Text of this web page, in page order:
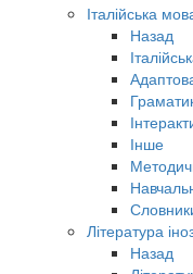
Італійська
Назад
Інше
Література
Назад